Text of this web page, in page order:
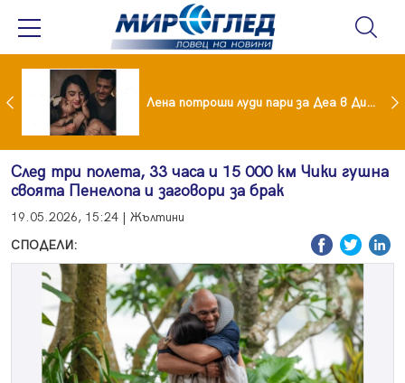
Башар Рахал показа най-голямото си щастие Лена потроши луди пари за Деа в Дисниленд
След три полета, 33 часа и 15 000 км Чики гушна
своята Пенелопа и заговори за брак
19.05.2026, 15:24 | Жълтини
СПОДЕЛИ: